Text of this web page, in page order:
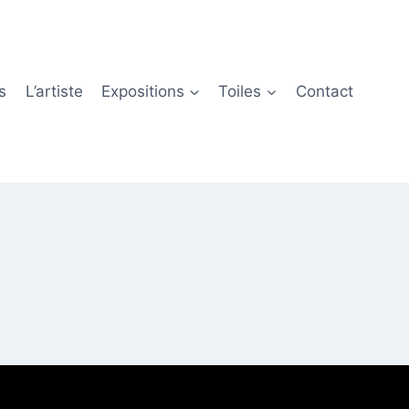
L’artiste Expositions Toiles Contact